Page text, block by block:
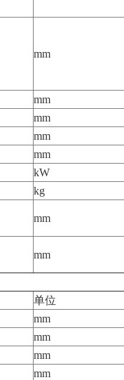
mm
mm
mm
mm
mm
kW
kg
mm
mm
单位
mm
mm
mm
mm